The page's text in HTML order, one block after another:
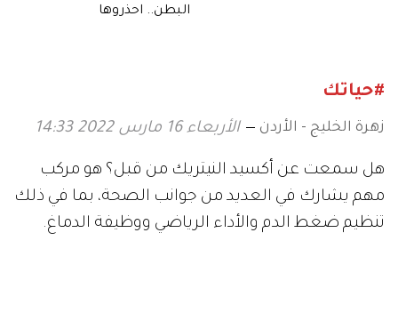
البطن.. احذروها
#حياتك
زهرة الخليج - الأردن الأربعاء 16 مارس 2022 14:33
هل سمعت عن أكسيد النيتريك من قبل؟ هو مركب
مهم يشارك في العديد من جوانب الصحة، بما في ذلك
تنظيم ضغط الدم والأداء الرياضي ووظيفة الدماغ.